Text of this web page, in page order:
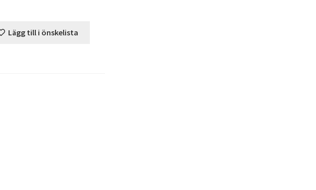
Lägg till i önskelista